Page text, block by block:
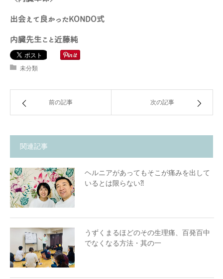
出会えて良かったKONDO式
内臓先生こと近藤純
未分類
前の記事 次の記事
関連記事
ヘルニアがあってもそこが痛みを出して
いるとは限らない⁈
うずくまるほどのその生理痛、百発百中
でなくなる方法・其の一